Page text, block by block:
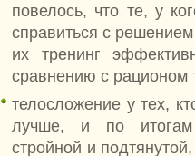
повелось, что те, у
справиться с
их тренинг
сравнению с рационом
телосложение у тех,
лучше, и по итогам
стройной и